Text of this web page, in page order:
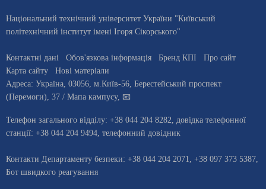
Національний технічний університет України "Київський
політехнічний інститут імені Ігоря Сікорського"
Контактні дані Обов'язкова інформація Бренд КПІ
Про сайт
Карта сайту
Нові матеріали
Адреса: Україна 03056 , м. Київ-56, Берестейський проспект
(Перемоги), 37 / Мапа кампусу, 📧
Телефон загального відділу: +38 044 204 8282 , довiдка телефонної
станцiї: +38 044 204 9494 телефонний довідник
Контакти Департаменту безпеки: +38 044 204 2071, +38 097 373 5387,
Бот швидкого реагування